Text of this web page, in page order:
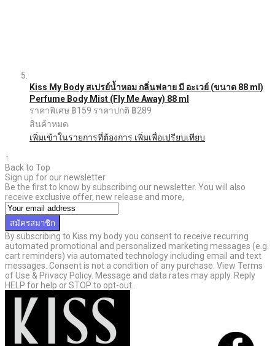
Kiss My Body สเปรย์น้ำหอม กลิ่นฟลาย มี อะเวย์ (ขนาด 88 ml)
Perfume Body Mist (Fly Me Away) 88 ml
ราคาพิเศษ ฿159 ราคาปกติ ฿289
สินค้าหมด
เพิ่มเข้าในรายการที่ต้องการ เพิ่มเพื่อเปรียบเทียบ
↑
Back to Top
Sign up for our newsletter
Be the first to know by subscribing our newsletter. You will also
receive exclusive offer, new release and more,
สมัครสมาชิก
By subscribing to Kiss my body you consent to receive recurring
automated promotional and personalized marketing messages (e.g.
cart reminders) via automated technology including email and text
messages. Consent is not a condition of any purchase. View Terms
of Use & Privacy Policy. Message and data rates may apply. Reply
HELP for help or STOP to opt-out.